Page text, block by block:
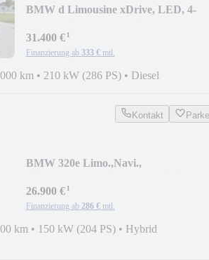
BMW d Limousine xDrive, LED, 4-
31.400 €¹
Finanzierung ab 333 € mtl.
km • 210 kW (286 PS) • Diesel
Kontakt
BMW 320e Limo.,Navi.,
26.900 €¹
Finanzierung ab 286 € mtl.
km • 150 kW (204 PS) • Hybrid